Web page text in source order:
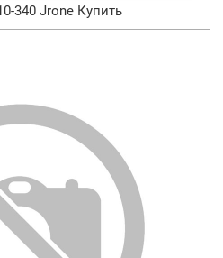
340 Jrone Купить